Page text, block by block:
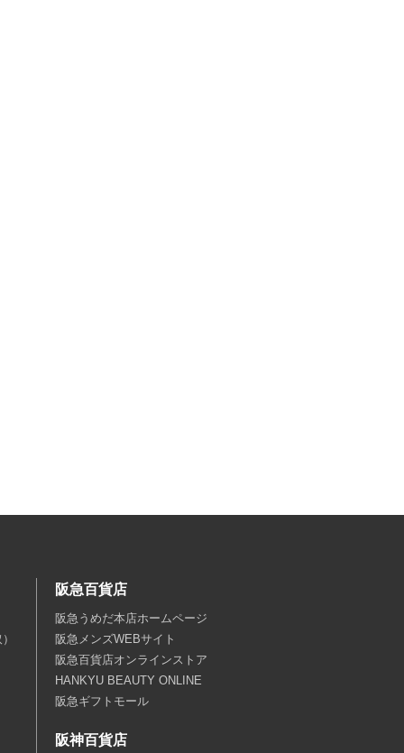
阪急百貨店
阪急うめだ本店ホームページ
阪急メンズWEBサイト
阪急百貨店オンラインストア
HANKYU BEAUTY ONLINE
阪急ギフトモール
阪神百貨店